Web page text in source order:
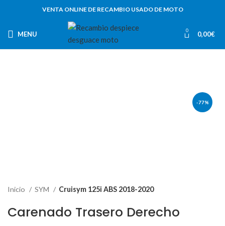
VENTA ONLINE DE RECAMBIO USADO DE MOTO
MENU 0 0,00€
-77%
Inicio SYM Cruisym 125i ABS 2018-2020
Carenado Trasero Derecho